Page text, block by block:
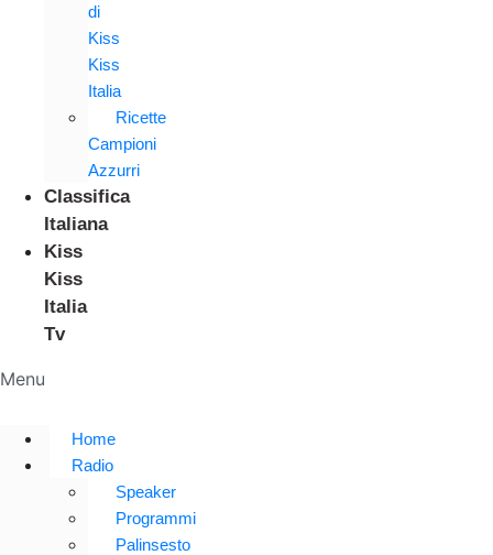
di
Kiss
Kiss
Italia
Ricette
Campioni
Azzurri
Classifica
Italiana
Kiss
Kiss
Italia
Tv
Menu
Home
Radio
Speaker
Programmi
Palinsesto